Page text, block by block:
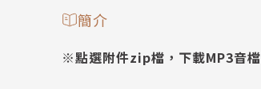
簡介
※點選附件zip檔，下載MP3音檔